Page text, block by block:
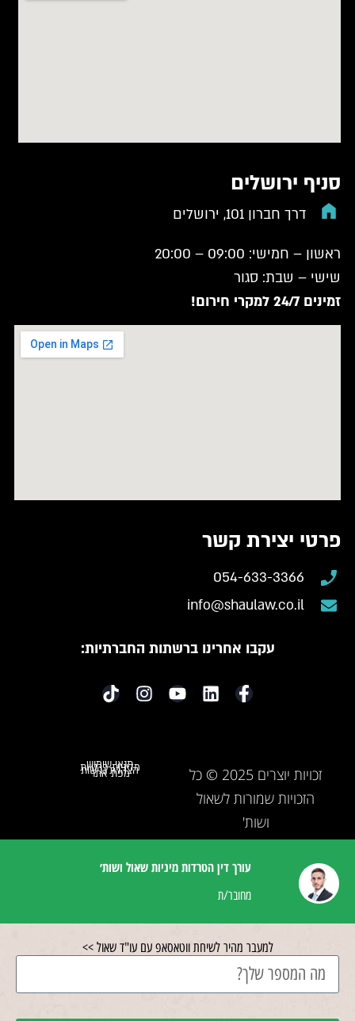
סניף ירושלים
דרך חברון 101, ירושלים
ראשון – חמישי: 09:00 – 20:00
שישי – שבת: סגור
זמינים 24/7 למקרי חירום!
פרטי יצירת קשר
054-633-3366
info@shaulaw.co.il
עקבו אחרינו ברשתות החברתיות:
זכויות יוצרים 2025 © כל
הזכויות שמורות לשאול
ושות'
תנאי שימוש
מדיניות פרטיות
הצהרת נגישות
מפת אתר
עורך דין הטרדות מיניות שאול ושות׳
מחובר/ת
למעבר מהיר לשיחת ווטאסאפ עם עו"ד שאול >>